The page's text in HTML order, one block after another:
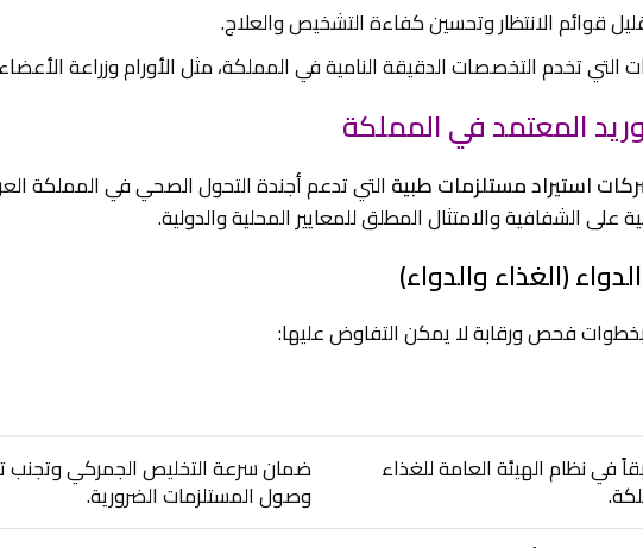
قوائم الانتظار وتحسين كفاءة التشخيص والعلاج.
التي تخدم التخصصات الدقيقة النامية في المملكة، مثل الأورام وزراعة
المعتمد في المملكة
استيراد مستلزمات طبية التي تدعم أجندة التحول الصحي في المملكة
الشفافية والامتثال المطلق للمعايير المحلية والدولية.
(الغذاء والدواء)
بخطوات فحص ورقابة لا يمكن التفاوض عليها:
في نظام الهيئة العامة للغذاء ضمان سرعة التخليص الجمركي وتجنب
وصول المستلزمات الضرورية.